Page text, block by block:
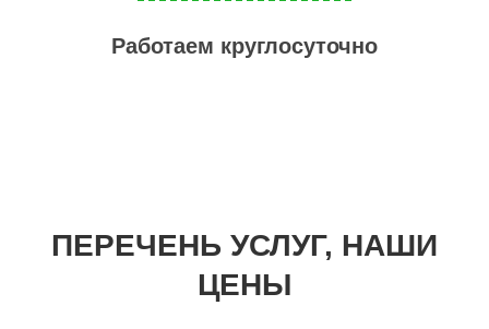
Работаем круглосуточно
ПЕРЕЧЕНЬ УСЛУГ, НАШИ
ЦЕНЫ